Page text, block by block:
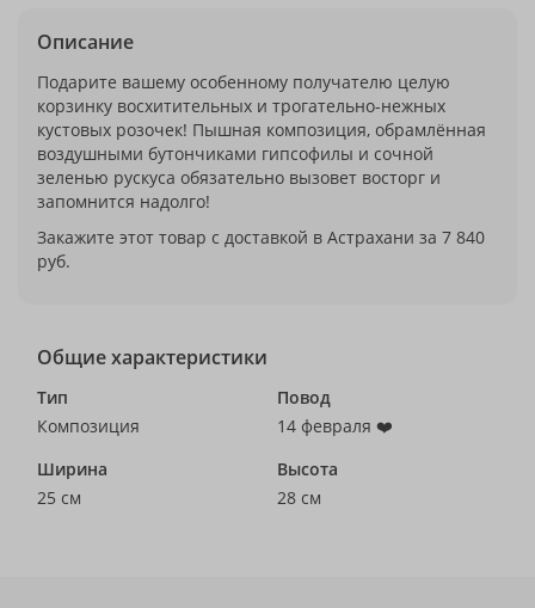
Описание
Подарите вашему особенному получателю целую
корзинку восхитительных и трогательно-нежных
кустовых розочек! Пышная композиция, обрамлённая
воздушными бутончиками гипсофилы и сочной
зеленью рускуса обязательно вызовет восторг и
запомнится надолго!
Закажите этот товар с доставкой в Астрахани за 7 840
руб.
Общие характеристики
Тип
Композиция
Повод
14 февраля ❤️
Ширина
25 см
Высота
28 см